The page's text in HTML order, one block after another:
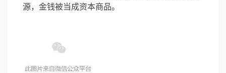
源，金钱被当成资本商品。